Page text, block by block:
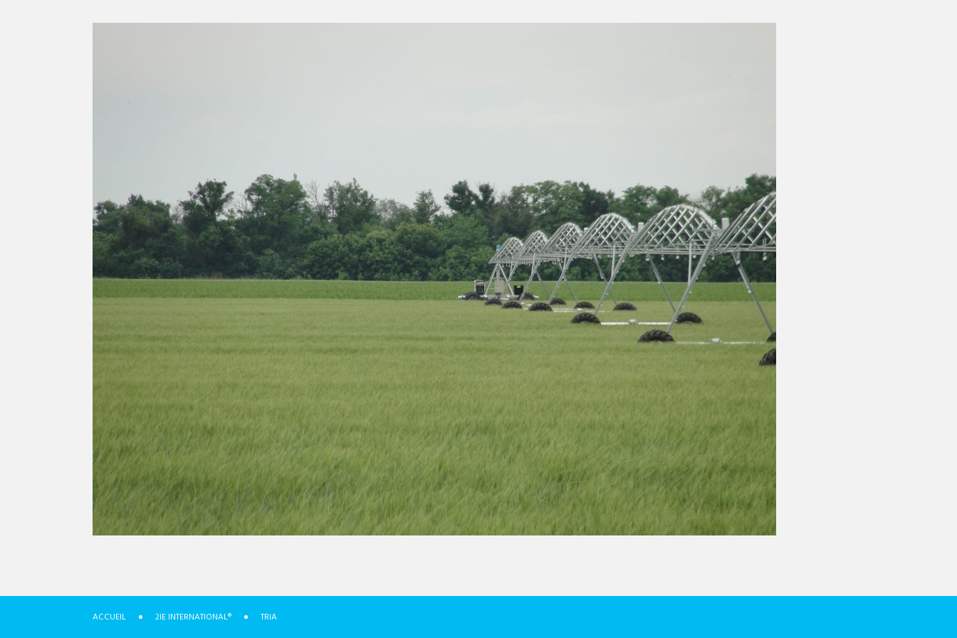
ACCUEIL 2IE INTERNATIONAL® TRIA